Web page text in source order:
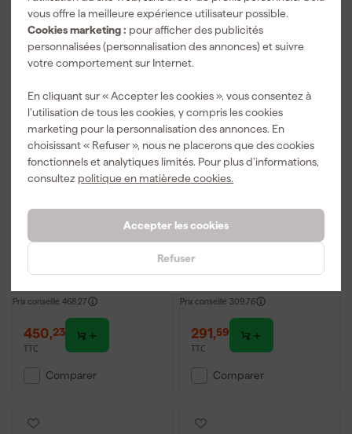
vous offre la meilleure expérience utilisateur possible.
Cookies marketing : pour afficher des publicités
personnalisées (personnalisation des annonces) et suivre
votre comportement sur Internet.
En cliquant sur « Accepter les cookies », vous consentez à
l’utilisation de tous les cookies, y compris les cookies
marketing pour la personnalisation des annonces. En
choisissant « Refuser », nous ne placerons que des cookies
fonctionnels et analytiques limités. Pour plus d’informations,
consultez politique en matièrede cookies.
Accepter les cookies
Refuser
Comparer Comparer
Altrex 192428 Falco -
Escabeau double avec
Livré mardi
Prix conseillé 468,27
450,23
TTC
Comparer
Altrex 194406 Sierra -
Livré lundi
Prix conseillé 309,76
291,59
TTC
Comparer